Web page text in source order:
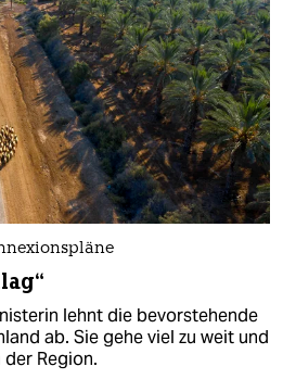
lehnt die bevorstehende
ab. Sie gehe viel zu weit und
Region.